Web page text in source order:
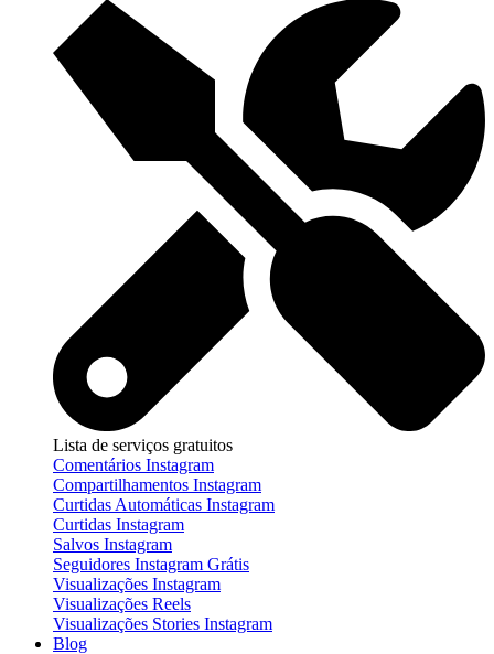
Lista de serviços gratuitos
Comentários Instagram
Compartilhamentos Instagram
Curtidas Automáticas Instagram
Curtidas Instagram
Salvos Instagram
Seguidores Instagram Grátis
Visualizações Instagram
Visualizações Reels
Visualizações Stories Instagram
Blog